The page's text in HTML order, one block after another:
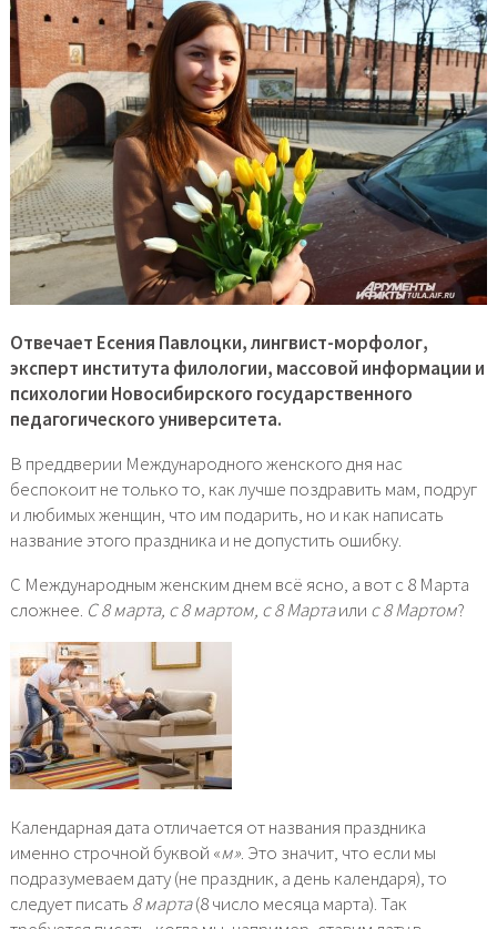
Отвечает Есения Павлоцки, лингвист-морфолог,
эксперт института филологии, массовой информации и
психологии Новосибирского государственного
педагогического университета.
В преддверии Международного женского дня нас
беспокоит не только то, как лучше поздравить мам, подруг
и любимых женщин, что им подарить, но и как написать
название этого праздника и не допустить ошибку.
С Международным женским днем всё ясно, а вот с 8 Марта
сложнее. С 8 марта, с 8 мартом, с 8 Мартаили с 8 Мартом?
Календарная дата отличается от названия праздника
именно строчной буквой «м». Это значит, что если мы
подразумеваем дату (не праздник, а день календаря), то
следует писать 8 марта(8 число месяца марта). Так